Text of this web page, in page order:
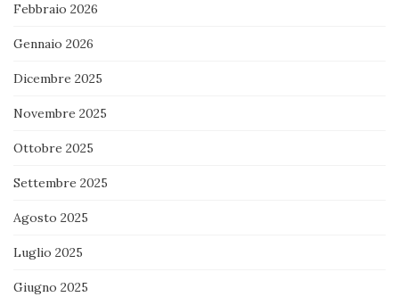
Febbraio 2026
Gennaio 2026
Dicembre 2025
Novembre 2025
Ottobre 2025
Settembre 2025
Agosto 2025
Luglio 2025
Giugno 2025